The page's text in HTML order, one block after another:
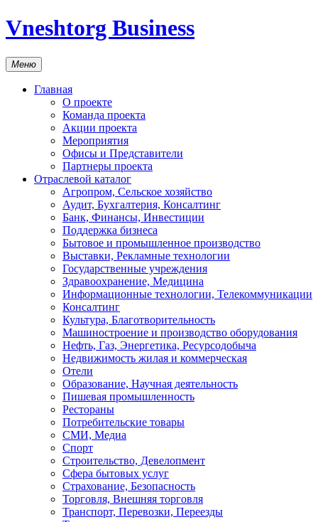
Vneshtorg Business
Меню
Главная
О проекте
Команда проекта
Акции проекта
Мероприятия
Офисы и Представители
Партнеры проекта
Отраслевой каталог
Агропром, Сельское хозяйство
Аудит, Бухгалтерия, Консалтинг
Банк, Финансы, Инвестиции
Поддержка бизнеса
Бытовое и промышленное производство
Выставки, Рекламные технологии
Государственные учреждения
Здравоохранение, Медицина
Информационные технологии, Телекоммуникации
Консалтинг
Культура, Благотворительность
Машиностроение и производство оборудования
Нефть, Газ, Энергетика, Ресурсодобыча
Недвижимость жилая и коммерческая
Отели
Образование, Научная деятельность
Пишевая промышленность
Рестораны
Потребительские товары
СМИ, Медиа
Спорт
Строительство, Девелопмент
Сфера бытовых услуг
Страхование, Безопасность
Торговля, Внешняя торговля
Транспорт, Перевозки, Переезды